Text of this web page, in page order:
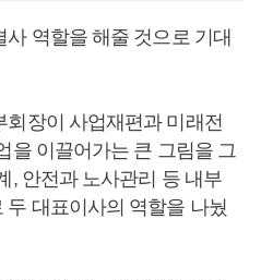
역할을 해줄 것으로 기대
장이 사업재편과 미래전
을 이끌어가는 큰 그림을 그
, 안전과 노사관리 등 내부
대표이사의 역할을 나눴